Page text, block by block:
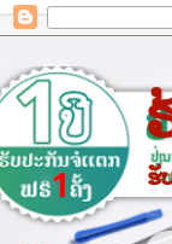
ຮັ